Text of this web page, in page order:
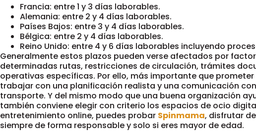
Francia: entre 1 y 3 días laborables.
Alemania: entre 2 y 4 días laborables.
Países Bajos: entre 3 y 4 días laborables.
Bélgica: entre 2 y 4 días laborables.
Reino Unido: entre 4 y 6 días laborables incluyendo
Generalmente estos plazos pueden verse afectados por
determinadas rutas, restricciones de circulación, trámites
operativas específicas. Por ello, más importante que
trabajar con una planificación realista y una comunicación
transporte. Y del mismo modo que una buena organización
también conviene elegir con criterio los espacios de ocio
entretenimiento online, puedes probar Spinmama, disfrutar
siempre de forma responsable y solo si eres mayor de edad.